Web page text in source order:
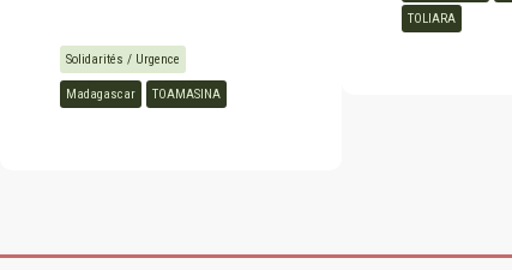
Egypte
France
Solidarités / Urgence
Madagascar TOAMASINA
TOLIARA